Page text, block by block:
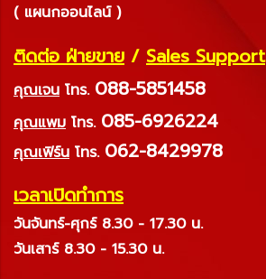
( แผนกออนไลน์ )
ติดต่อ ฝ่ายขาย / Sales Support
คุณเจน โทร. 088-5851458
คุณแพม โทร. 085-6926224
คุณเฟิร์น โทร. 062-8429978
เวลาเปิดทำการ
วันจันทร์-ศุกร์ 8.30 - 17.30 น.
วันเสาร์ 8.30 - 15.30 น.